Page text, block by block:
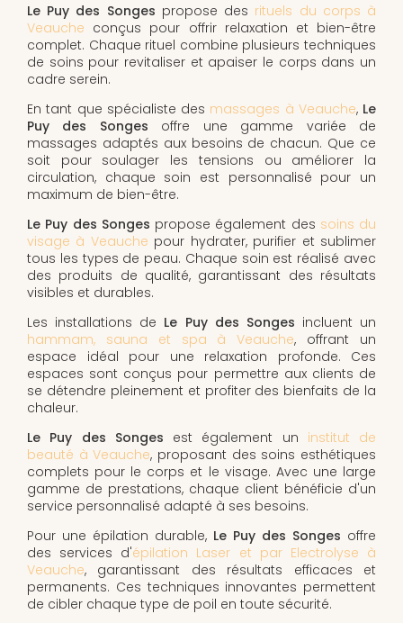
Le Puy des Songes propose des rituels du corps à
Veauche conçus pour offrir relaxation et bien-être
complet. Chaque rituel combine plusieurs techniques
de soins pour revitaliser et apaiser le corps dans un
cadre serein.
En tant que spécialiste des massages à Veauche, Le
Puy des Songes offre une gamme variée de
massages adaptés aux besoins de chacun. Que ce
soit pour soulager les tensions ou améliorer la
circulation, chaque soin est personnalisé pour un
maximum de bien-être.
Le Puy des Songes propose également des soins du
visage à Veauche pour hydrater, purifier et sublimer
tous les types de peau. Chaque soin est réalisé avec
des produits de qualité, garantissant des résultats
visibles et durables.
Les installations de Le Puy des Songes incluent un
hammam, sauna et spa à Veauche, offrant un
espace idéal pour une relaxation profonde. Ces
espaces sont conçus pour permettre aux clients de
se détendre pleinement et profiter des bienfaits de la
chaleur.
Le Puy des Songes est également un institut de
beauté à Veauche, proposant des soins esthétiques
complets pour le corps et le visage. Avec une large
gamme de prestations, chaque client bénéficie d'un
service personnalisé adapté à ses besoins.
Pour une épilation durable, Le Puy des Songes offre
des services d'épilation Laser et par Electrolyse à
Veauche, garantissant des résultats efficaces et
permanents. Ces techniques innovantes permettent
de cibler chaque type de poil en toute sécurité.